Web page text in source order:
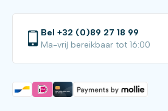
Bel +32 (0)89 27 18 99
Ma-vrij bereikbaar tot 16:00